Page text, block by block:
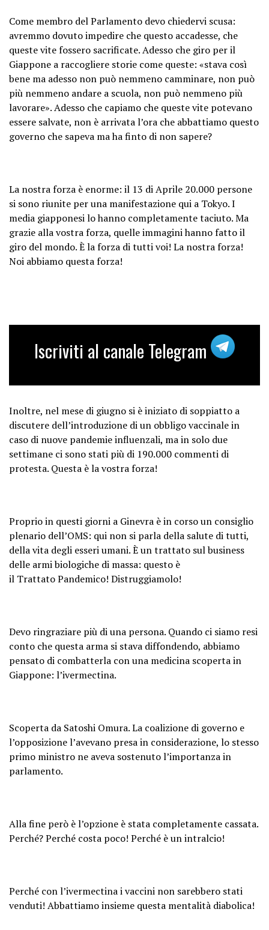
Come membro del Parlamento devo chiedervi scusa:
avremmo dovuto impedire che questo accadesse, che
queste vite fossero sacrificate. Adesso che giro per il
Giappone a raccogliere storie come queste: «stava così
bene ma adesso non può nemmeno camminare, non può
più nemmeno andare a scuola, non può nemmeno più
lavorare». Adesso che capiamo che queste vite potevano
essere salvate, non è arrivata l’ora che abbattiamo questo
governo che sapeva ma ha finto di non sapere?
La nostra forza è enorme: il 13 di Aprile 20.000 persone
si sono riunite per una manifestazione qui a Tokyo. I
media giapponesi lo hanno completamente taciuto. Ma
grazie alla vostra forza, quelle immagini hanno fatto il
giro del mondo. È la forza di tutti voi! La nostra forza!
Noi abbiamo questa forza!
Iscriviti al canale Telegram
Inoltre, nel mese di giugno si è iniziato di soppiatto a
discutere dell’introduzione di un obbligo vaccinale in
caso di nuove pandemie influenzali, ma in solo due
settimane ci sono stati più di 190.000 commenti di
protesta. Questa è la vostra forza!
Proprio in questi giorni a Ginevra è in corso un consiglio
plenario dell’OMS: qui non si parla della salute di tutti,
della vita degli esseri umani. È un trattato sul business
delle armi biologiche di massa: questo è
il Trattato Pandemico! Distruggiamolo!
Devo ringraziare più di una persona. Quando ci siamo resi
conto che questa arma si stava diffondendo, abbiamo
pensato di combatterla con una medicina scoperta in
Giappone: l’ivermectina.
Scoperta da Satoshi Omura. La coalizione di governo e
l’opposizione l’avevano presa in considerazione, lo stesso
primo ministro ne aveva sostenuto l’importanza in
parlamento.
Alla fine però è l’opzione è stata completamente cassata.
Perché? Perché costa poco! Perché è un intralcio!
Perché con l’ivermectina i vaccini non sarebbero stati
venduti! Abbattiamo insieme questa mentalità diabolica!